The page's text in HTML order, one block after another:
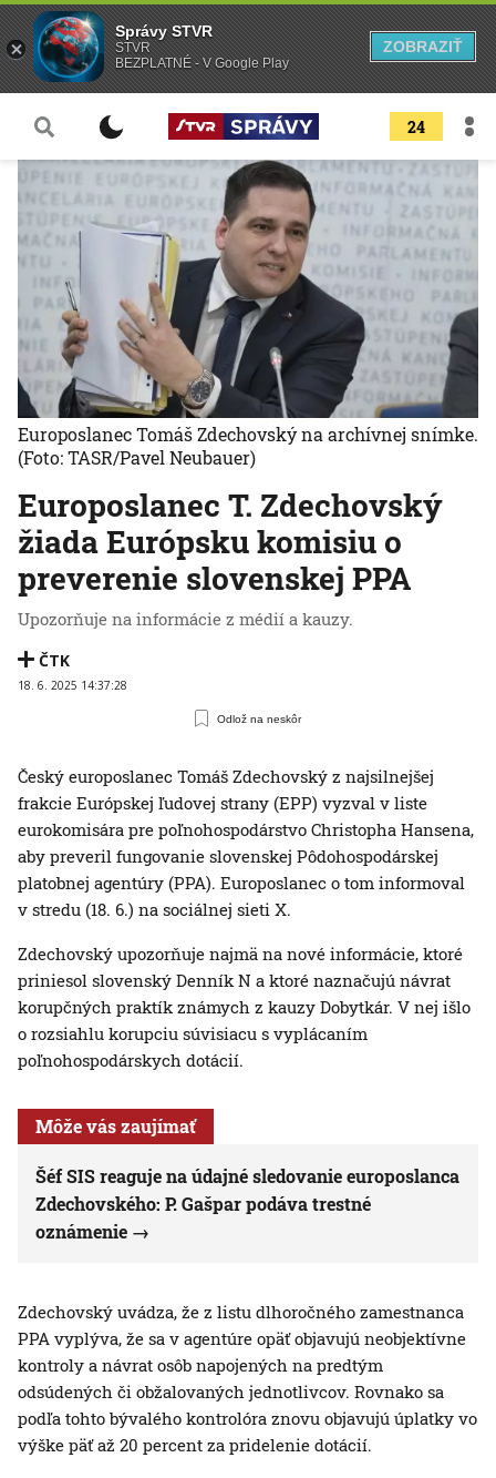
24
Europoslanec T. Zdechovský
žiada Európsku komisiu o
preverenie slovenskej PPA
Upozorňuje na informácie z médií a kauzy.
ČTK
18. 6. 2025 14:37:28
Odlož na neskôr
Europoslanec Tomáš Zdechovský na archívnej snímke.
(Foto: TASR/Pavel Neubauer)
Český europoslanec Tomáš Zdechovský z najsilnejšej
frakcie Európskej ľudovej strany (EPP) vyzval v liste
eurokomisára pre poľnohospodárstvo Christopha Hansena,
aby preveril fungovanie slovenskej Pôdohospodárskej
platobnej agentúry (PPA). Europoslanec o tom informoval
v stredu (18. 6.) na sociálnej sieti X.
Zdechovský upozorňuje najmä na nové informácie, ktoré
priniesol slovenský Denník N a ktoré naznačujú návrat
korupčných praktík známych z kauzy Dobytkár. V nej išlo
o rozsiahlu korupciu súvisiacu s vyplácaním
poľnohospodárskych dotácií.
Môže vás zaujímať
Šéf SIS reaguje na údajné sledovanie europoslanca
Zdechovského: P. Gašpar podáva trestné
oznámenie
Zdechovský uvádza, že z listu dlhoročného zamestnanca
PPA vyplýva, že sa v agentúre opäť objavujú neobjektívne
kontroly a návrat osôb napojených na predtým
odsúdených či obžalovaných jednotlivcov. Rovnako sa
podľa tohto bývalého kontrolóra znovu objavujú úplatky vo
výške päť až 20 percent za pridelenie dotácií.
Správy STVR
STVR
BEZPLATNÉ - V Google Play
ZOBRAZIŤ